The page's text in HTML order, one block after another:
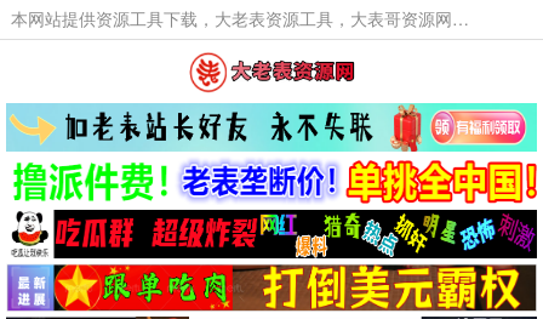
本网站提供资源工具下载，大老表资源工具，大表哥资源网软件工具，大老表资源下载，活动线报福利资源分享,活动线报，大型网游经典游戏，网络热门技术游戏辅助交流与分享。